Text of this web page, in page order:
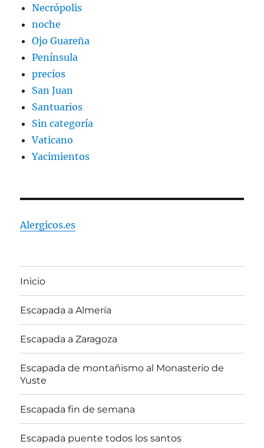
Necrópolis
noche
Ojo Guareña
Península
precios
San Juan
Santuarios
Sin categoría
Vaticano
Yacimientos
Alergicos.es
Inicio
Escapada a Almería
Escapada a Zaragoza
Escapada de montañismo al Monasterio de
Yuste
Escapada fin de semana
Escapada puente todos los santos